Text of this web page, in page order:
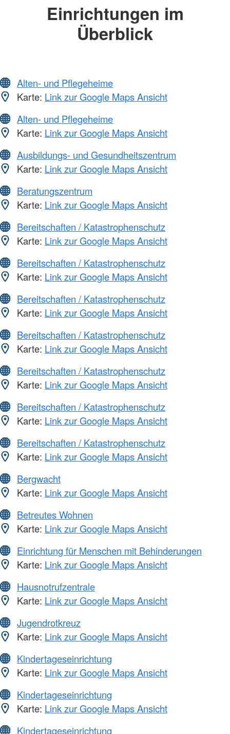
Einrichtungen im
Überblick
Alten- und Pflegeheime
Karte: Link zur Google Maps Ansicht
Alten- und Pflegeheime
Karte: Link zur Google Maps Ansicht
Ausbildungs- und Gesundheitszentrum
Karte: Link zur Google Maps Ansicht
Beratungszentrum
Karte: Link zur Google Maps Ansicht
Bereitschaften / Katastrophenschutz
Karte: Link zur Google Maps Ansicht
Bereitschaften / Katastrophenschutz
Karte: Link zur Google Maps Ansicht
Bereitschaften / Katastrophenschutz
Karte: Link zur Google Maps Ansicht
Bereitschaften / Katastrophenschutz
Karte: Link zur Google Maps Ansicht
Bereitschaften / Katastrophenschutz
Karte: Link zur Google Maps Ansicht
Bereitschaften / Katastrophenschutz
Karte: Link zur Google Maps Ansicht
Bereitschaften / Katastrophenschutz
Karte: Link zur Google Maps Ansicht
Bergwacht
Karte: Link zur Google Maps Ansicht
Betreutes Wohnen
Karte: Link zur Google Maps Ansicht
Einrichtung für Menschen mit Behinderungen
Karte: Link zur Google Maps Ansicht
Hausnotrufzentrale
Karte: Link zur Google Maps Ansicht
Jugendrotkreuz
Karte: Link zur Google Maps Ansicht
Kindertageseinrichtung
Karte: Link zur Google Maps Ansicht
Kindertageseinrichtung
Karte: Link zur Google Maps Ansicht
Kindertageseinrichtung